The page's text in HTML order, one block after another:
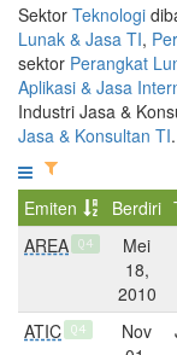
Sektor Teknologi
Lunak & Jasa TI,
sektor Perangkat
Aplikasi & Jasa
Industri Jasa &
Jasa & Konsultan TI.
Emiten
Berdiri
AREA
Q4
Mei
18,
2010
ATIC Q4
Nov